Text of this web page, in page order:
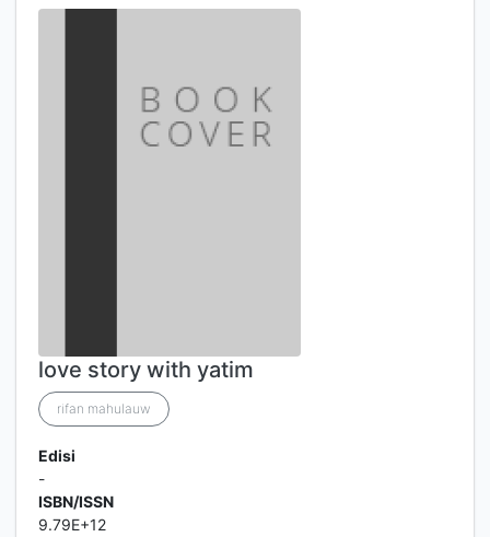
love story with yatim
rifan mahulauw
Edisi
-
ISBN/ISSN
9.79E+12